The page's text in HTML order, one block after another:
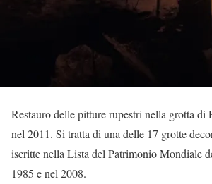
Restauro delle pitture rupestri nella grotta di
nel 2011. Si tratta di una delle 17 grotte
iscritte nella Lista del Patrimonio Mondiale
1985 e nel 2008.